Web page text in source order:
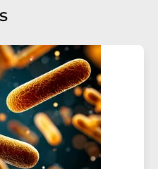
o de investigación de
en todo momento su
por correo postal a
2, 12489 Berlín
a
cada correo
para anular la
correspondiente.